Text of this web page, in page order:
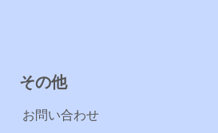
その他
お問い合わせ